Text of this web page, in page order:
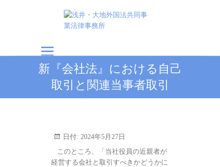
浅井・大地外国法共
同事業法律事務所
新『会社法』における自己
取引と関連当事者取引
日付: 2024年5月27日
このところ、「当社役員の近親者が
経営する会社と取引すべきかどうかに